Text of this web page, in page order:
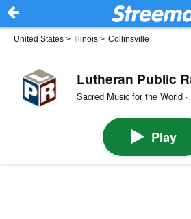
United States > Illinois > Collinsville
Lutheran Public
Sacred Music for the World ·
Play